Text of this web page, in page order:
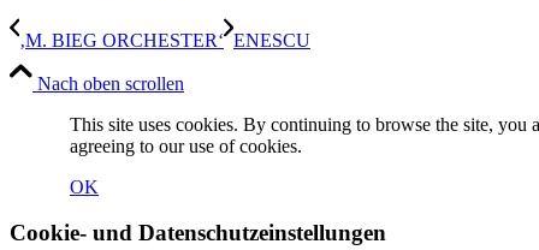
‚M. BIEG ORCHESTER‘ ENESCU
Nach oben scrollen
This site uses cookies. By continuing to browse the site, you
agreeing to our use of cookies.
OK
Cookie- und Datenschutzeinstellungen